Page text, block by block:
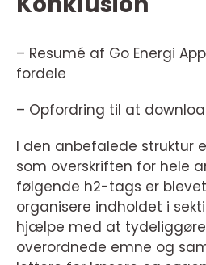
– Resumé af Go Energi
fordele
– Opfordring til at
I den anbefalede struktur
som overskriften for hele
følgende h2-tags er
organisere indholdet i
hjælpe med at
overordnede emne og